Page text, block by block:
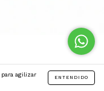
para agilizar
ENTENDIDO